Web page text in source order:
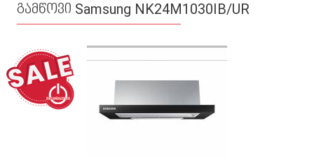
გამწოვი Samsung NK24M1030IB/UR